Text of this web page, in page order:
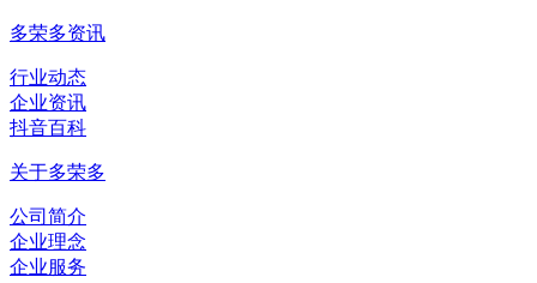
多荣多资讯
行业动态
企业资讯
抖音百科
关于多荣多
公司简介
企业理念
企业服务